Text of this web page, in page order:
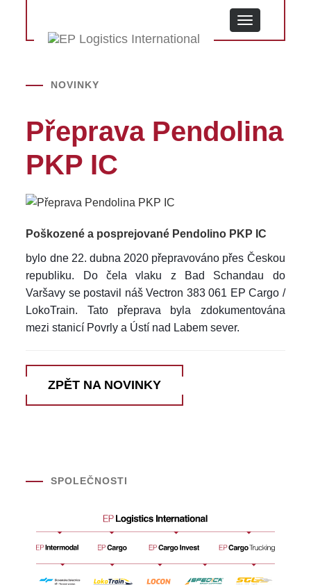
MENU
NOVINKY
Přeprava Pendolina
PKP IC
Poškozené a posprejované Pendolino PKP IC
bylo dne 22. dubna 2020 přepravováno přes Českou
republiku. Do čela vlaku z Bad Schandau do
Varšavy se postavil náš Vectron 383 061 EP Cargo /
LokoTrain. Tato přeprava byla zdokumentována
mezi stanicí Povrly a Ústí nad Labem sever.
ZPĚT NA NOVINKY
SPOLEČNOSTI